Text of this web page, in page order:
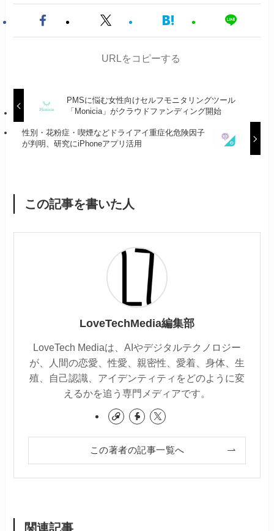
URLをコピーする
PMSに悩む女性向けセルフモニタリングツール
「Monicia」がクラウドファンディング開始
性別・花粉症・喫煙などドライアイ重症化危険因子
が判明、研究にiPhoneアプリ活用
この記事を書いた人
LoveTechMedia編集部
LoveTech Mediaは、AIやデジタルテクノロジー
が、人間の恋愛、性愛、親密性、愛着、身体、生
殖、自己認識、アイデンティティをどのように変
えるかを追う専門メディアです。
この著者の記事一覧へ
関連記事